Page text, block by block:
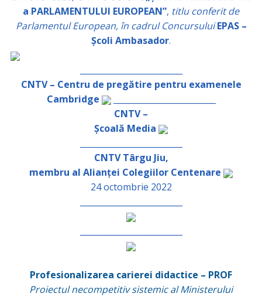
a PARLAMENTULUI EUROPEAN”, titlu conferit de
Parlamentul European, în cadrul Concursului EPAS –
Școli Ambasador.
CNTV – Centru de pregătire pentru examenele
Cambridge
_________________________
CNTV –
Școală Media
CNTV Târgu Jiu,
membru al Alianței Colegiilor Centenare
24 octombrie 2022
Profesionalizarea carierei didactice – PROF
Proiectul necompetitiv sistemic al Ministerului